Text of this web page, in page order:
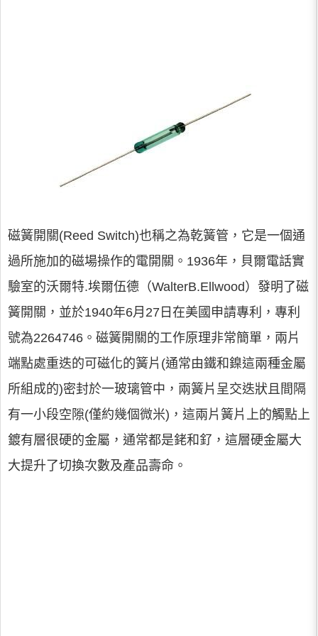
磁簧開關(Reed Switch)也稱之為乾簧管，它是一個通
過所施加的磁場操作的電開關。1936年，貝爾電話實
驗室的沃爾特.埃爾伍德（WalterB.Ellwood）發明了磁
簧開關，並於1940年6月27日在美國申請專利，專利
號為2264746。磁簧開關的工作原理非常簡單，兩片
端點處重迭的可磁化的簧片(通常由鐵和鎳這兩種金屬
所組成的)密封於一玻璃管中，兩簧片呈交迭狀且間隔
有一小段空隙(僅約幾個微米)，這兩片簧片上的觸點上
鍍有層很硬的金屬，通常都是銠和釕，這層硬金屬大
大提升了切換次數及產品壽命。